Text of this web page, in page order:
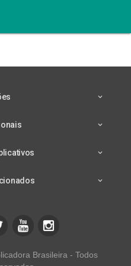
Brasileira - Todos